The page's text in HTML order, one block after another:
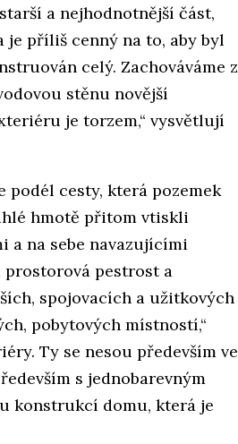
a nejhodnotnější část,
je příliš cenný na to, aby byl
celý. Zachováváme z
stěnu novější
je torzem,“ vysvětlují
podél cesty, která pozemek
hmotě přitom vtiskli
na sebe navazujícími
prostorová pestrost a
spojovacích a užitkových
pobytových místností,“
Ty se nesou především ve
s jednobarevným
konstrukcí domu, která je